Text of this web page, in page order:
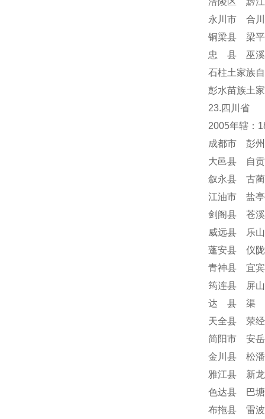
永川市 合
铜梁县 梁
忠 县 巫溪
石柱土家族
彭水苗族土
23.四川省
2005年辖：
成都市 彭
大邑县 自
叙永县 古
江油市 盐
剑阁县 苍
威远县 乐
蓬安县 仪
青神县 宜
筠连县 屏
达 县 渠
天全县 荥
简阳市 安
金川县 松
雅江县 新
色达县 巴
布拖县 雷